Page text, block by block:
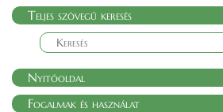
Teljes szövegű keresés
Nyitóoldal
Fogalmak és használat